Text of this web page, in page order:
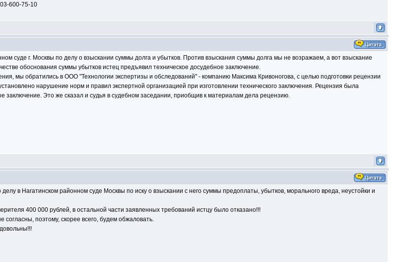
600-75-10
суде г. Москвы по делу о взыскании суммы долга и убытков. Против взыскания суммы долга мы не возражаем, а вот взыскание
обоснования суммы убытков истец предъявил техническое досудебное заключение.
мы обратились в ООО "Технологии экспертизы и обследований" - компанию Максима Кривоногова, с целью подготовки рецензии
нарушение норм и правил экспертной организацией при изготовлении технического заключения. Рецензия была
заключение. Это же сказал и судья в судебном заседании, приобщив к материалам дела рецензию.
в Нагатинском районном суде Москвы по иску о взыскании с него суммы предоплаты, убытков, морального вреда, неустойки и
400 000 рублей, в остальной части заявленных требований истцу было отказано!!!
поэтому, скорее всего, будем обжаловать.